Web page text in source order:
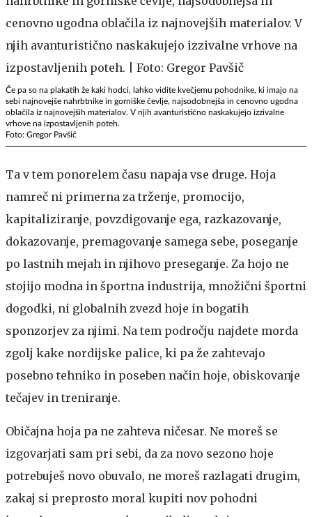
Če pa so na plakatih že kaki hodci, lahko vidite kvečjemu pohodnike, ki imajo na
sebi najnovejše nahrbtnike in gorniške čevlje, najsodobnejša in cenovno ugodna
oblačila iz najnovejših materialov. V njih avanturistično naskakujejo izzivalne
vrhove na izpostavljenih poteh.
Foto: Gregor Pavšič
Ta v tem ponorelem času napaja vse druge. Hoja
namreč ni primerna za trženje, promocijo,
kapitaliziranje, povzdigovanje ega, razkazovanje,
dokazovanje, premagovanje samega sebe, poseganje
po lastnih mejah in njihovo preseganje. Za hojo ne
stojijo modna in športna industrija, množični športni
dogodki, ni globalnih zvezd hoje in bogatih
sponzorjev za njimi. Na tem področju najdete morda
zgolj kake nordijske palice, ki pa že zahtevajo
posebno tehniko in poseben način hoje, obiskovanje
tečajev in treniranje.
Običajna hoja pa ne zahteva ničesar. Ne moreš se
izgovarjati sam pri sebi, da za novo sezono hoje
potrebuješ novo obuvalo, ne moreš razlagati drugim,
zakaj si preprosto moral kupiti nov pohodni